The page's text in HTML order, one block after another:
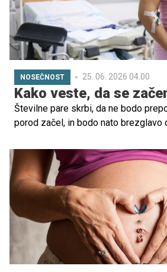
NOSEČNOST 25. 06. 2026 04.00
Kako veste, da se
Številne pare skrbi, da ne bodo
porod začel, in bodo nato brezglavo
zgodi, a zelo redko.